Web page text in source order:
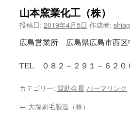
ツ
へ
キ
ッ
プ
山本窯業化工（株）
投稿日: 2019年4月5日 作成者:
広島営業所 広島県広島市西区
TEL ０８２－２９１－６２０
カテゴリー: 賛助会員 パーマリンク
← 大塚刷毛製造（株）